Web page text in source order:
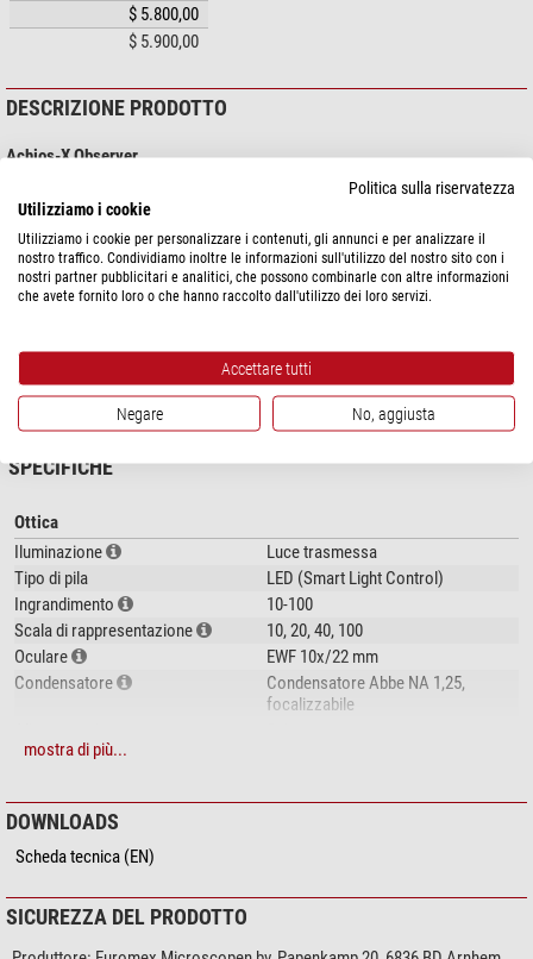
$ 5.800,00
$ 5.900,00
DESCRIZIONE PRODOTTO
Achios-X Observer
Microscopi all'avanguardia per applicazioni esigenti
Scopra il comfort ottimale e le massime prestazioni con Achios-X Observer,
un capolavoro di ergonomia con un sistema ottico all'avanguardia.
Personalizzato per i requisiti delle applicazioni avanzate di Science e
Scateni la potenza degli eccezionali obiettivi Plan Achromatic. Questi
obiettivi forniscono un livellamento dell'immagine impeccabile su un ampio
campo visivo. Il risultato sono immagini nitide e illuminate in modo uniforme
del suo campione. Sperimenti il mondo microscopico dove ogni dettaglio
prende vita.
bino
Oculari EW 10x/22 mm
Obiettivi planari a contrasto di fase 10x/20x/S40x/S100x IOS
La panoramica dei modelli è disponibile nella panoramica delle serie sotto
Achios-X.
mostra di più...
SPECIFICHE
Ottica
Iluminazione
Luce trasmessa
Tipo di pila
LED (Smart Light Control)
Ingrandimento
10-100
Scala di rappresentazione
10, 20, 40, 100
Oculare
EWF 10x/22 mm
Condensatore
Condensatore Abbe NA 1,25,
focalizzabile
Sistema ottica
Obiettivo 2
Plan Ph 20x IOS
Obiettivo 3
Obiettivo 4
Prestazioni
mostra di più...
DOWNLOADS
Scheda tecnica (EN)
SICUREZZA DEL PRODOTTO
Politica sulla riservatezza
Utilizziamo i cookie
Utilizziamo i cookie per personalizzare i contenuti, gli annunci e per analizzare il
nostro traffico. Condividiamo inoltre le informazioni sull'utilizzo del nostro sito con i
nostri partner pubblicitari e analitici, che possono combinarle con altre informazioni
che avete fornito loro o che hanno raccolto dall'utilizzo dei loro servizi.
Accettare tutti
Negare No, aggiusta